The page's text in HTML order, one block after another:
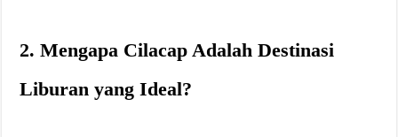
2. Mengapa Cilacap Adalah Destinasi
Liburan yang Ideal?